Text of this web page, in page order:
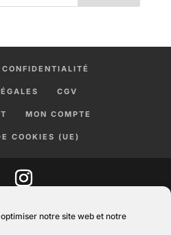
notre site web et notre
CGV
MON COMPTE
COOKIES (UE)